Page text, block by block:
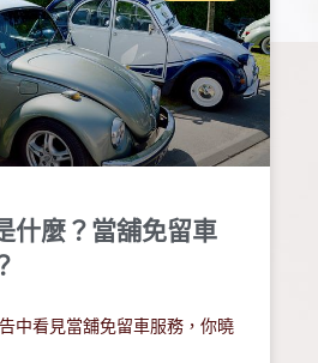
什麼？當舖免留車
中看見當舖免留車服務，你曉